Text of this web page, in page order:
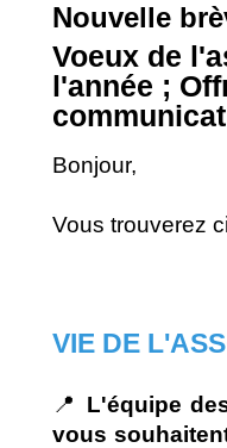
Nouvelle
Voeux de
l'année ;
Bonjour,
Vous trouverez
VIE DE
📍 L'équipe
vous